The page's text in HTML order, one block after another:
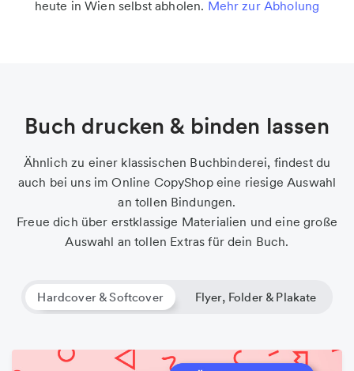
heute in Wien selbst abholen. Mehr zur Abholung
Buch drucken & binden lassen
Ähnlich zu einer klassischen Buchbinderei, findest du
auch bei uns im Online CopyShop eine riesige Auswahl
an tollen Bindungen.
Freue dich über erstklassige Materialien und eine große
Auswahl an tollen Extras für dein Buch.
Hardcover & Softcover Flyer, Folder & Plakate